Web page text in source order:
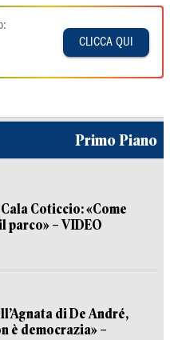
CLICCA QUI
Primo Piano
Coticcio: «Come
– VIDEO
di De André,
è democrazia» –